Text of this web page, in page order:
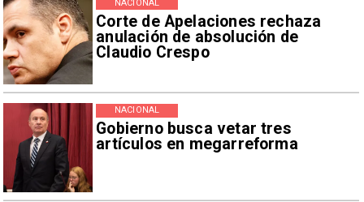
Corte de Apelaciones rechaza
anulación de absolución de
Claudio Crespo
NACIONAL
Gobierno busca vetar tres
artículos en megarreforma
NACIONAL